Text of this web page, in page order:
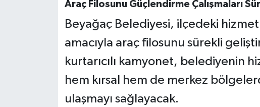
Araç Filosunu Güçlendirme Çalışmaları
Beyağaç Belediyesi, ilçedeki
amacıyla araç filosunu sürekli
kurtarıcılı kamyonet, belediyenin
hem kırsal hem de merkez
ulaşmayı sağlayacak.